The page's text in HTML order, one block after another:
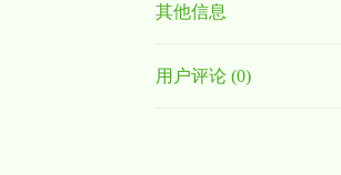
其他信息
用户评论 (0)